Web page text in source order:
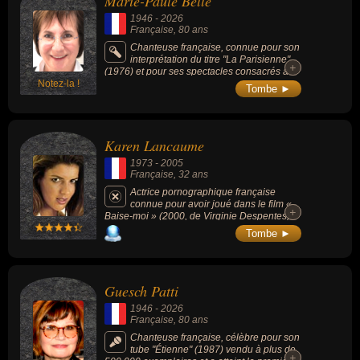
réalité ou styliste. En ce qui concerne leurs nationalités au moment
de leurs morts, ils peuvent avoir été bulgare par exemple.
Notez-la !
1946 - 2026
Française , 80 ans
Chanteuse française, connue pour son
interprétation du titre "La Parisienne"
(1976) et pour ses spectacles consacrés à
Barbara, reconnue pour son jeu de piano
virtuose et énergique qu'elle associait à un
+
+
Tombe ►
Karen Lancaume
1973 - 2005
Française, 32 ans
Actrice pornographique française
connue pour avoir joué dans le film «
Baise-moi » (2000, de Virginie Despentes)
pour lequel elle reçu le Hot d'Or de la
meilleure actrice (alors que le film n'est pas
extrêmes et dénonçait régulièrement la
mentalité égoïste et le machisme de ce
milieu.
+
+
Tombe ►
Guesch Patti
1946 - 2026
Française , 80 ans
Chanteuse française, célèbre pour son
tube "Étienne" (1987) vendu à plus de
+
+